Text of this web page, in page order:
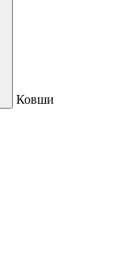
Ковши